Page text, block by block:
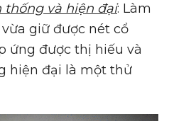
thống và hiện đại: Làm
giữ được nét cổ
ứng được thị hiếu và
hiện đại là một thử